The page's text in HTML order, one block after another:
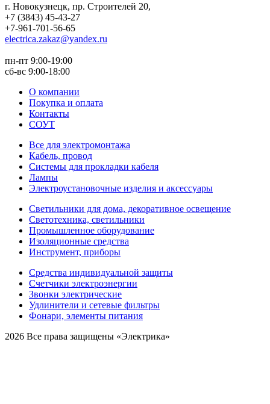
г. Новокузнецк, пр. Строителей 20,
+7 (3843) 45-43-27
+7-961-701-56-65
electrica.zakaz@yandex.ru
пн-пт 9:00-19:00
сб-вс 9:00-18:00
О компании
Покупка и оплата
Контакты
СОУТ
Все для электромонтажа
Кабель, провод
Системы для прокладки кабеля
Лампы
Электроустановочные изделия и аксессуары
Светильники для дома, декоративное освещение
Светотехника, светильники
Промышленное оборудование
Изоляционные средства
Инструмент, приборы
Средства индивидуальной защиты
Счетчики электроэнергии
Звонки электрические
Удлинители и сетевые фильтры
Фонари, элементы питания
2026 Все права защищены «Электрика»